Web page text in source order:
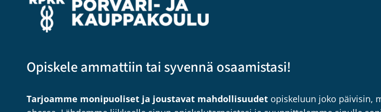
Opiskele ammattiin tai syvennä osaamistasi!
Tarjoamme monipuoliset ja joustavat mahdollisuudetopiskeluun joko päivisin,